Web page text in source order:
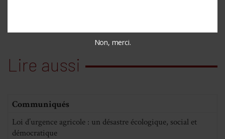
Lire aussi
Communiqués
Loi d’urgence agricole : un désastre écologique, social et
démocratique
Non, merci.